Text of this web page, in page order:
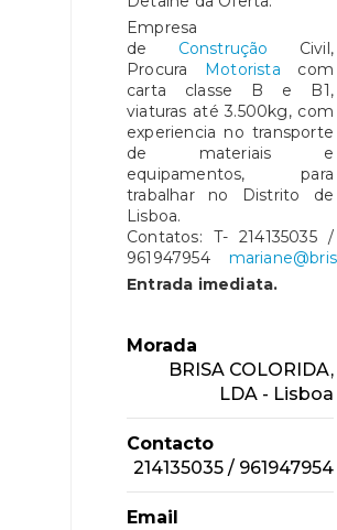
Empresa
de Construção Civil,
Procura Motorista com
carta classe B e B1,
viaturas até 3.500kg, com
experiencia no transporte
de materiais e
equipamentos, para
trabalhar no Distrito de
Lisboa.
Contatos: T- 214135035 /
961947954
Entrada imediata.
Morada
BRISA COLORIDA,
LDA - Lisboa
Contacto
214135035 / 961947954
Email